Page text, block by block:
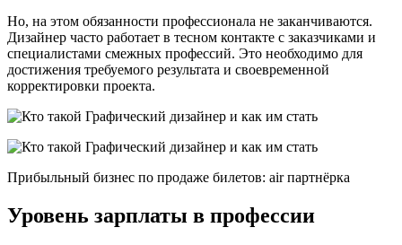
Но, на этом обязанности профессионала не заканчиваются.
Дизайнер часто работает в тесном контакте с заказчиками и
специалистами смежных профессий. Это необходимо для
достижения требуемого результата и своевременной
корректировки проекта.
Прибыльный бизнес по продаже билетов: air партнёрка
Уровень зарплаты в профессии